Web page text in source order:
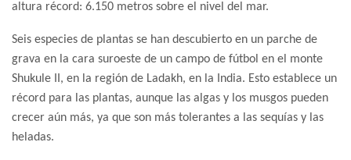
altura récord: 6.150 metros sobre el nivel del mar.
Seis especies de plantas se han descubierto en un parche de
grava en la cara suroeste de un campo de fútbol en el monte
Shukule II, en la región de Ladakh, en la India. Esto establece un
récord para las plantas, aunque las algas y los musgos pueden
crecer aún más, ya que son más tolerantes a las sequías y las
heladas.